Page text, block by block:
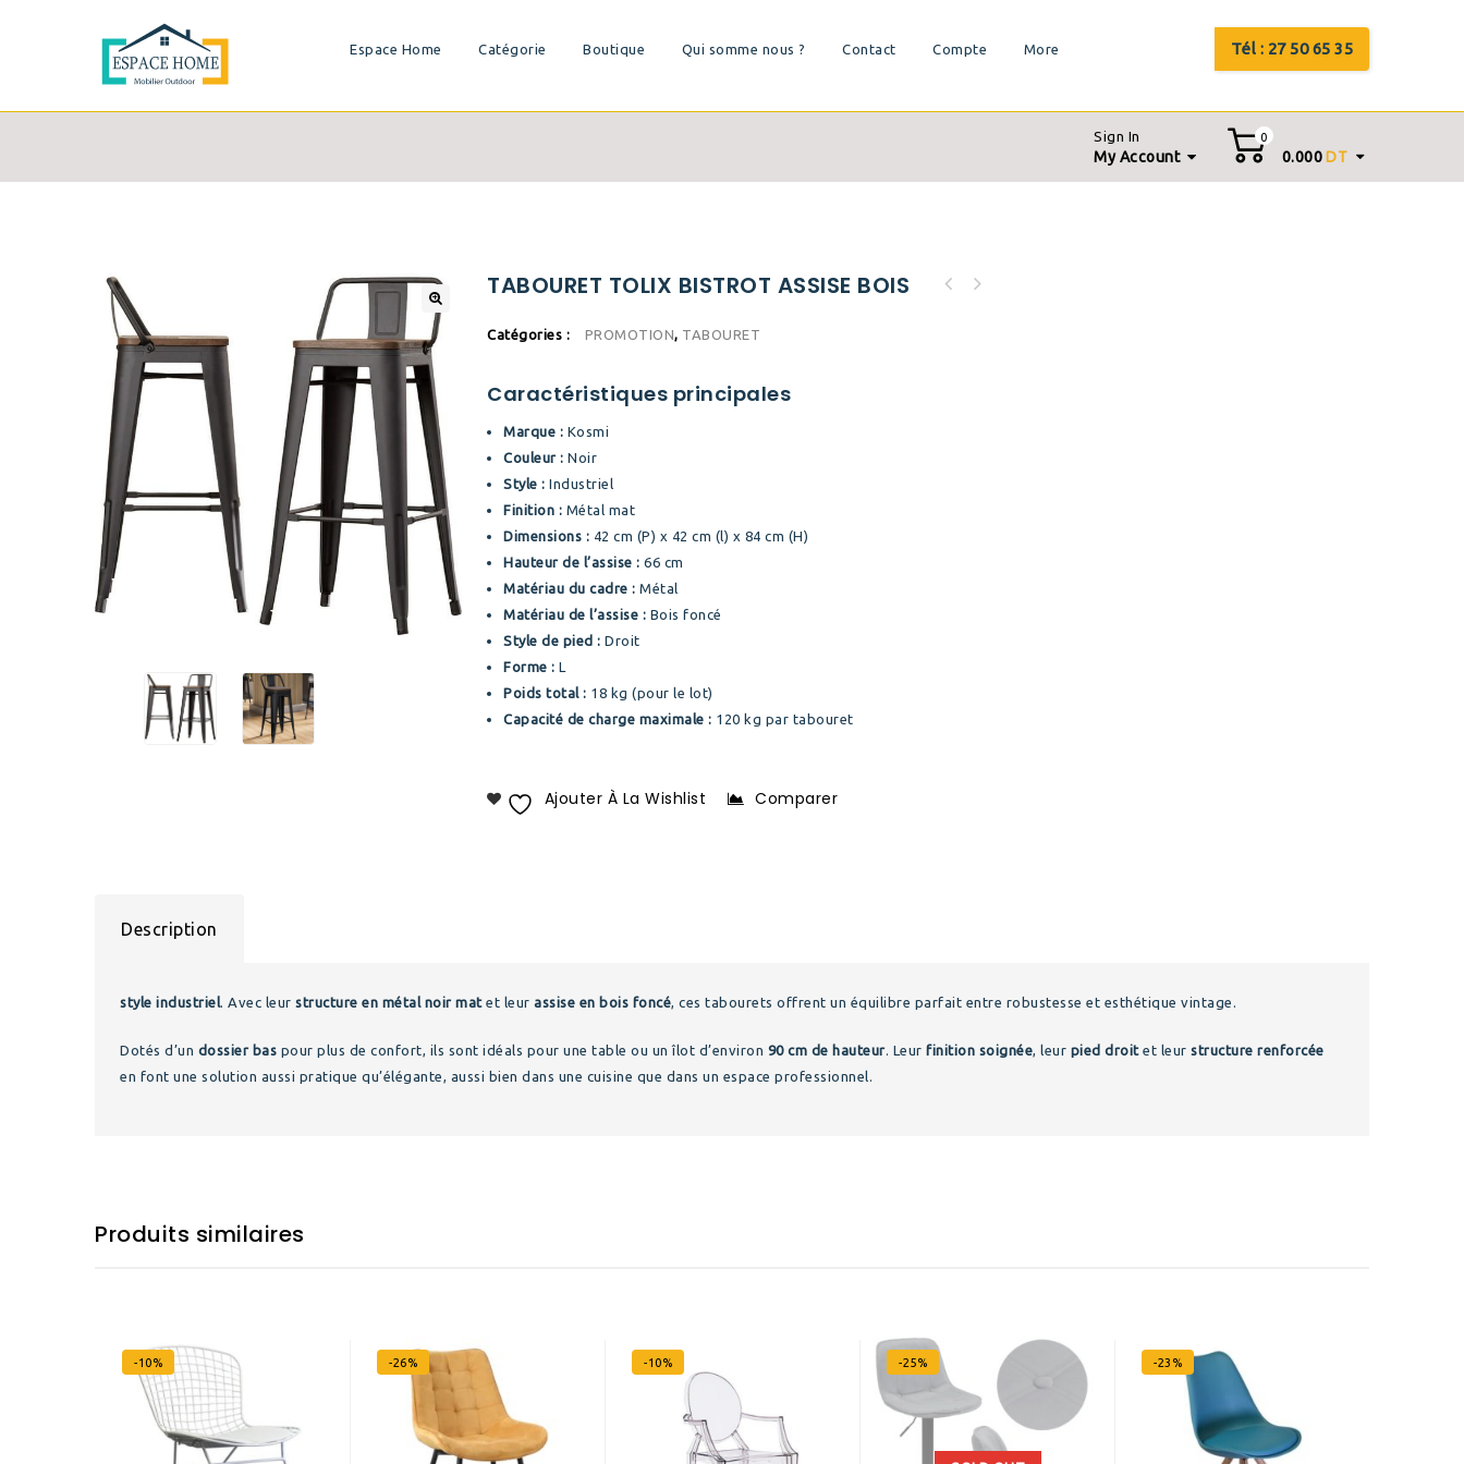
Espace Home Catégorie Boutique Qui somme nous ? Contact Compte More Tél : 27 50 65 35
Sign In
My Account
0
0.000DT
TABOURET TOLIX BISTROT ASSISE BOIS
Catégories : PROMOTION, TABOURET
Caractéristiques principales
Marque : Kosmi
Couleur : Noir
Style : Industriel
Finition : Métal mat
Dimensions : 42 cm (P) x 42 cm (l) x 84 cm (H)
Hauteur de l’assise : 66 cm
Matériau du cadre : Métal
Matériau de l’assise : Bois foncé
Style de pied : Droit
Forme : L
Poids total : 18 kg (pour le lot)
Capacité de charge maximale : 120 kg par tabouret
Ajouter À La Wishlist Comparer
Description
style industriel. Avec leurstructure en métal noir matet leurassise en bois foncé, ces tabourets offrent un équilibre parfait entre robustesse et esthétique vintage.
Dotés d’un dossier bas pour plus de confort, ils sont idéals pour une table ou un îlot d’environ 90 cm de hauteur. Leurfinition soignée, leur pied droitet leurstructure renforcée
en font une solution aussi pratique qu’élégante, aussi bien dans une cuisine que dans un espace professionnel.
Produits similaires
-10% -26% -10% -25% -23%